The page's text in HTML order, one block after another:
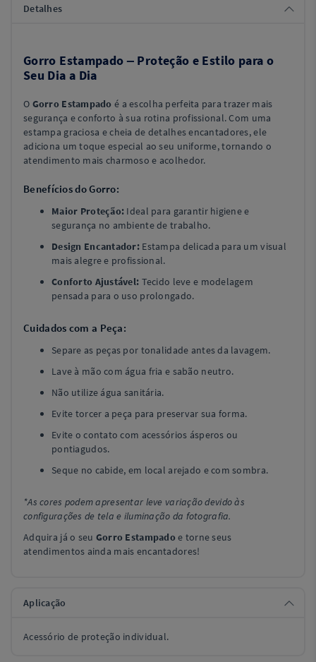
Detalhes
Gorro Estampado – Proteção e Estilo para o
Seu Dia a Dia
O Gorro Estampado é a escolha perfeita para trazer mais
segurança e conforto à sua rotina profissional. Com uma
estampa graciosa e cheia de detalhes encantadores, ele
adiciona um toque especial ao seu uniforme, tornando o
atendimento mais charmoso e acolhedor.
Benefícios do Gorro:
Maior Proteção: Ideal para garantir higiene e
segurança no ambiente de trabalho.
Design Encantador: Estampa delicada para um visual
mais alegre e profissional.
Conforto Ajustável: Tecido leve e modelagem
pensada para o uso prolongado.
Cuidados com a Peça:
Separe as peças por tonalidade antes da lavagem.
Lave à mão com água fria e sabão neutro.
Não utilize água sanitária.
Evite torcer a peça para preservar sua forma.
Evite o contato com acessórios ásperos ou
pontiagudos.
Seque no cabide, em local arejado e com sombra.
*As cores podem apresentar leve variação devido às
configurações de tela e iluminação da fotografia.
Adquira já o seu Gorro Estampadoe torne seus
atendimentos ainda mais encantadores!
Aplicação
Acessório de proteção individual.